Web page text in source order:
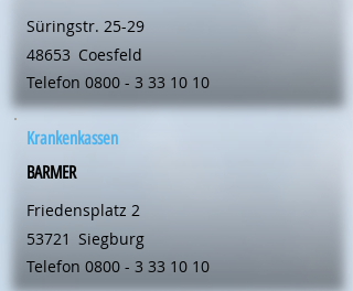
Süringstr. 25-29
48653 Coesfeld
Telefon 0800 - 3 33 10 10
Krankenkassen
BARMER
Friedensplatz 2
53721 Siegburg
Telefon 0800 - 3 33 10 10